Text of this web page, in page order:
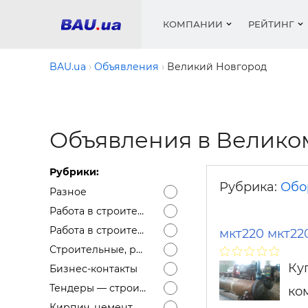
КОМПАНИИ РЕЙТИНГ
Медиа
Окна и
песок,
Краски,
BAU.ua Объявления Великий Новгород
Объявления в
Рубрики:
Разное
Работа в строительстве — Вакансии
Работа в строительстве — Резюме
Строительные, ремонтные услуги
Бизнес-контакты
Тендеры — строительные
Рубрика:
мкт220